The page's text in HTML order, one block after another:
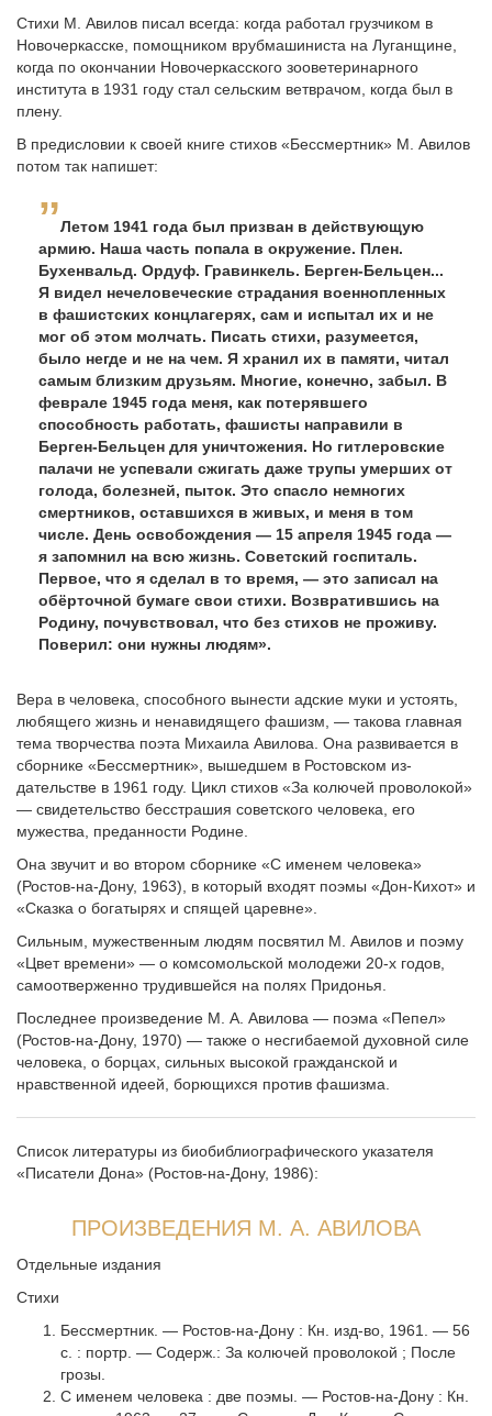
Стихи М. Авилов писал всегда: когда работал грузчиком в
Новочеркасске, помощником врубмашиниста на Луганщине,
когда по окончании Новочеркасского зооветеринарного
института в 1931 году стал сельским ветврачом, когда был в
плену.
В предисловии к своей книге стихов «Бессмертник» М. Авилов
потом так напишет:
Летом 1941 года был призван в действующую
армию. Наша часть попала в окружение. Плен.
Бухенвальд. Ордуф. Гравинкель. Берген-Бельцен...
Я ви­дел нечеловеческие страдания военнопленных
в фашистских конц­лагерях, сам и испытал их и не
мог об этом молчать. Писать сти­хи, разумеется,
было негде и не на чем. Я хранил их в памяти, читал
самым близким друзьям. Многие, конечно, забыл. В
феврале 1945 года меня, как потерявшего
способность рабо­тать, фашисты направили в
Берген-Бельцен для уничтожения. Но гитлеровские
палачи не успевали сжигать даже трупы умерших от
голода, болезней, пыток. Это спасло немногих
смертников, оставшихся в живых, и меня в том
числе. День освобождения — 15 апреля 1945 года —
я запомнил на всю жизнь. Советский госпиталь.
Первое, что я сделал в то время, — это записал на
обёрточной бумаге свои стихи. Возвратившись на
Ро­дину, почувствовал, что без стихов не проживу.
Поверил: они нужны людям».
Вера в человека, способного вынести адские муки и устоять,
любящего жизнь и ненавидящего фашизм, — та­кова главная
тема творчества поэта Михаила Авилова. Она раз­вивается в
сборнике «Бессмертник», вышедшем в Ростовском из­
дательстве в 1961 году. Цикл стихов «За колючей проволокой»
— свидетельство бесстрашия советского человека, его
мужества, пре­данности Родине.
Она звучит и во втором сборнике «С именем человека»
(Ростов-на-Дону, 1963), в который входят поэмы «Дон-Кихот» и
«Сказка о богатырях и спящей царевне».
Сильным, мужественным людям посвятил М. Авилов и поэму
«Цвет времени» — о комсомольской молодежи 20-х годов,
самоот­верженно трудившейся на полях Придонья.
Последнее произведение М. А. Авилова — поэма «Пепел»
(Ростов-на-Дону, 1970) — также о несгибаемой духовной силе
человека, о борцах, сильных высокой гражданской и
нравственной идеей, борющихся против фашизма.
Список литературы из биобиблиографического указателя
«Писатели Дона» (Ростов-на-Дону, 1986):
ПРОИЗВЕДЕНИЯ М. А. АВИЛОВА
Отдельные издания
Стихи
Бессмертник. — Ростов-на-Дону : Кн. изд-во, 1961. — 56
с. : портр. — Содерж.: За колючей проволокой ; После
грозы.
С именем человека : две поэмы. — Ростов-на-Дону : Кн.